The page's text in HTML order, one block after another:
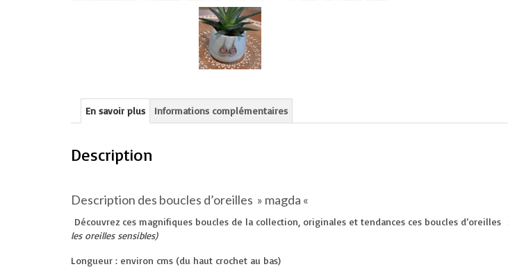
En savoir plus Informations complémentaires
Description
Description des boucles d’oreilles » magda «
Découvrez ces magnifiques boucles de la collection, originales et tendances ces boucles
les oreilles sensibles)
Longueur : environ cms (du haut crochet au bas)